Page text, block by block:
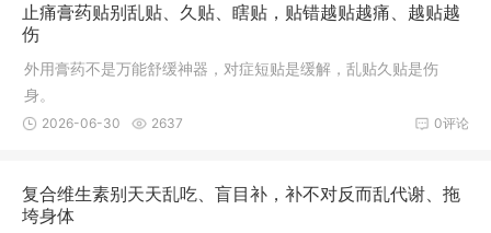
止痛膏药贴别乱贴、久贴、瞎贴，贴错越贴越痛、越贴越
伤
外用膏药不是万能舒缓神器，对症短贴是缓解，乱贴久贴是伤
身。
0评论
2026-06-30 2637
复合维生素别天天乱吃、盲目补，补不对反而乱代谢、拖
垮身体